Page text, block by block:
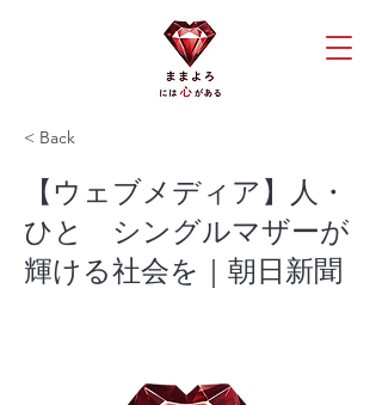
< Back
【ウェブメディア】人・
ひと シングルマザーが
輝ける社会を｜朝日新聞